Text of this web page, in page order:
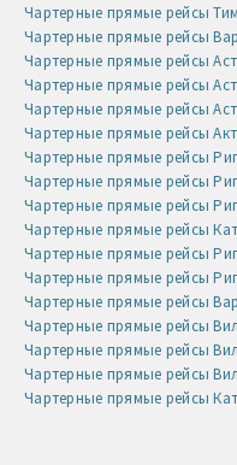
Чартерные прямые рейсы
Чартерные прямые рейсы
Чартерные прямые рейсы
Чартерные прямые рейсы
Чартерные прямые рейсы
Чартерные прямые рейсы
Чартерные прямые рейсы
Чартерные прямые рейсы
Чартерные прямые рейсы
Чартерные прямые рейсы
Чартерные прямые рейсы
Чартерные прямые рейсы
Чартерные прямые рейсы
Чартерные прямые рейсы
Чартерные прямые рейсы
Чартерные прямые рейсы
Чартерные прямые рейсы